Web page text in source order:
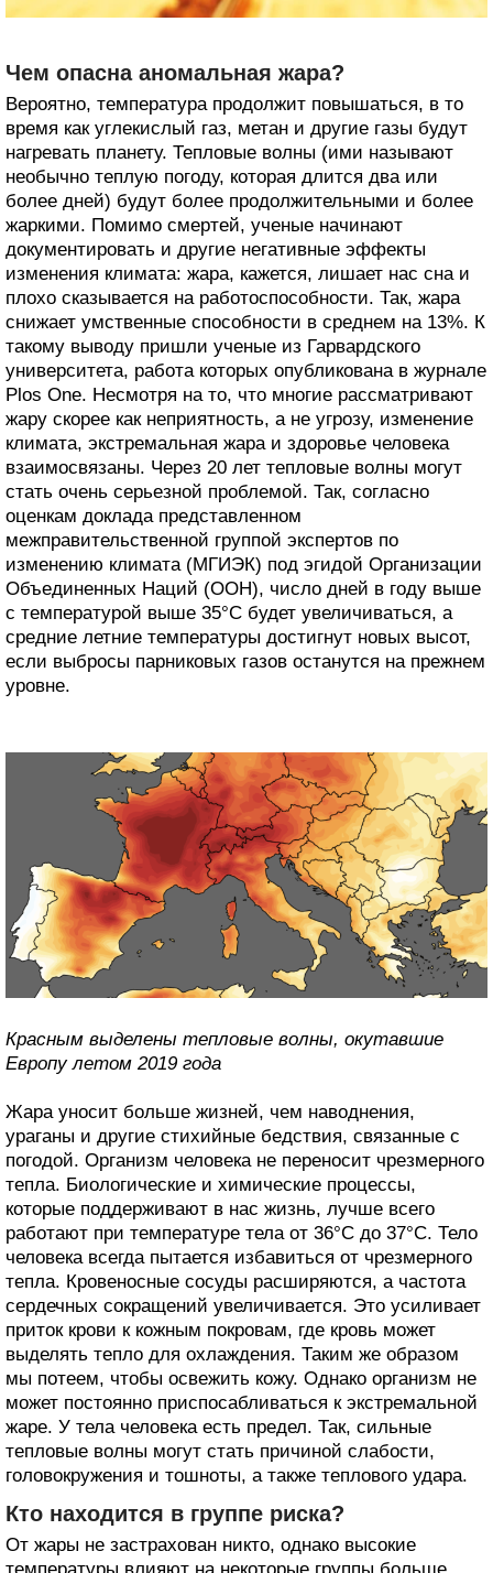
Чем опасна аномальная жара?
Вероятно, температура продолжит повышаться, в то
время как углекислый газ, метан и другие газы будут
нагревать планету. Тепловые волны (ими называют
необычно теплую погоду, которая длится два или
более дней) будут более продолжительными и более
жаркими. Помимо смертей, ученые начинают
документировать и другие негативные эффекты
изменения климата: жара, кажется, лишает нас сна и
плохо сказывается на работоспособности. Так, жара
снижает умственные способности в среднем на 13%. К
такому выводу пришли ученые из Гарвардского
университета, работа которых опубликована в журнале
Plos One. Несмотря на то, что многие рассматривают
жару скорее как неприятность, а не угрозу, изменение
климата, экстремальная жара и здоровье человека
взаимосвязаны. Через 20 лет тепловые волны могут
стать очень серьезной проблемой. Так, согласно
оценкам доклада представленном
межправительственной группой экспертов по
изменению климата (МГИЭК) под эгидой Организации
Объединенных Наций (ООН), число дней в году выше
с температурой выше 35°C будет увеличиваться, а
средние летние температуры достигнут новых высот,
если выбросы парниковых газов останутся на прежнем
уровне.
Красным выделены тепловые волны, окутавшие
Европу летом 2019 года
Жара уносит больше жизней, чем наводнения,
ураганы и другие стихийные бедствия, связанные с
погодой. Организм человека не переносит чрезмерного
тепла. Биологические и химические процессы,
которые поддерживают в нас жизнь, лучше всего
работают при температуре тела от 36°С до 37°C. Тело
человека всегда пытается избавиться от чрезмерного
тепла. Кровеносные сосуды расширяются, а частота
сердечных сокращений увеличивается. Это усиливает
приток крови к кожным покровам, где кровь может
выделять тепло для охлаждения. Таким же образом
мы потеем, чтобы освежить кожу. Однако организм не
может постоянно приспосабливаться к экстремальной
жаре. У тела человека есть предел. Так, сильные
тепловые волны могут стать причиной слабости,
головокружения и тошноты, а также теплового удара.
Кто находится в группе риска?
От жары не застрахован никто, однако высокие